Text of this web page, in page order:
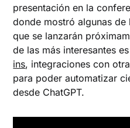
presentación en la
donde mostró algunas de
que se lanzarán
de las más interesantes es
ins, integraciones con
para poder automatizar
desde ChatGPT.